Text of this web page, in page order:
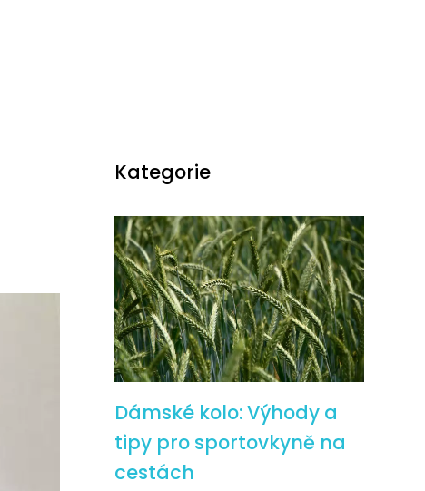
Kategorie
Dámské kolo: Výhody a
tipy pro sportovkyně na
cestách